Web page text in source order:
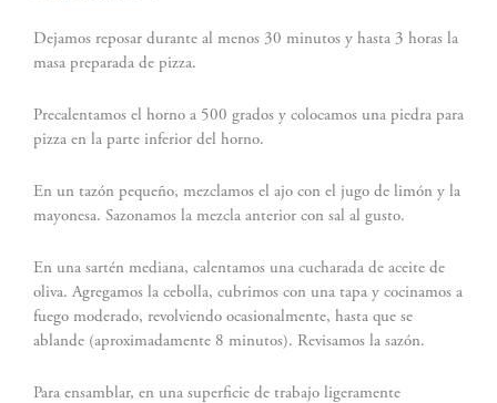
Dejamos reposar durante al menos 30 minutos y hasta 3 horas la
masa preparada de pizza.
Precalentamos el horno a 500 grados y colocamos una piedra para
pizza en la parte inferior del horno.
En un tazón pequeño, mezclamos el ajo con el jugo de limón y la
mayonesa. Sazonamos la mezcla anterior con sal al gusto.
En una sartén mediana, calentamos una cucharada de aceite de
oliva. Agregamos la cebolla, cubrimos con una tapa y cocinamos a
fuego moderado, revolviendo ocasionalmente, hasta que se
ablande (aproximadamente 8 minutos). Revisamos la sazón.
Para ensamblar, en una superficie de trabajo ligeramente